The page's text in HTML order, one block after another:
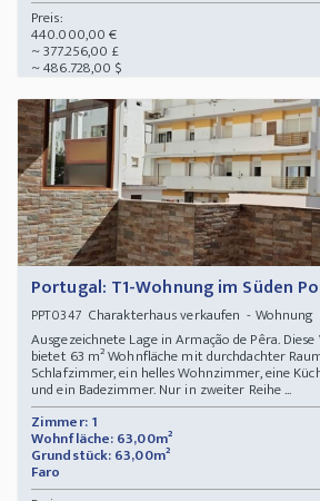
Preis:
440.000,00 €
~ 377.256,00 £
~ 486.728,00 $
Portugal: T1-Wohnung im Süden
PPT0347 Charakterhaus verkaufen - Wohnung
Ausgezeichnete Lage in Armação de Pêra.
bietet 63 m² Wohnfläche mit durchdachter
Schlafzimmer, ein helles Wohnzimmer, eine
und ein Badezimmer. Nur in zweiter Reihe ...
Zimmer: 1
Wohnfläche: 63,00m²
Grundstück: 63,00m²
Faro